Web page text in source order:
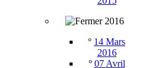
2016
º 14 Mars
2016
º 07 Avril